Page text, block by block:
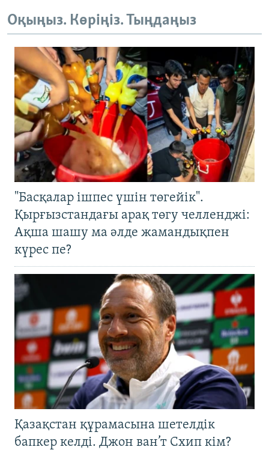
Оқыңыз. Көріңіз. Тыңдаңыз
"Басқалар ішпес үшін төгейік".
Қырғызстандағы арақ төгу челленджі:
Ақша шашу ма әлде жамандықпен
күрес пе?
Қазақстан құрамасына шетелдік
бапкер келді. Джон ван’т Схип кім?